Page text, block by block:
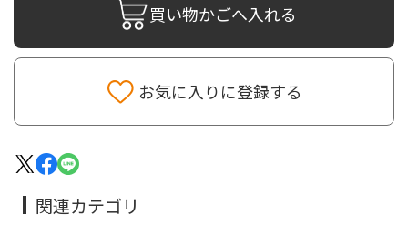
買い物かごへ入れる
お気に入りに登録する
関連カテゴリ